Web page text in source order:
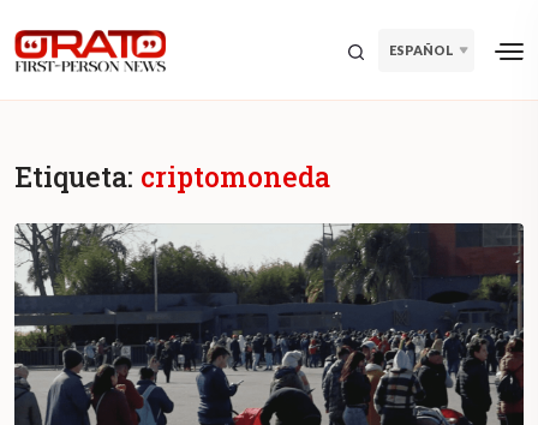
ESPAÑOL
Etiqueta: criptomoneda